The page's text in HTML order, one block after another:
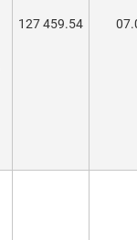
127 459.54